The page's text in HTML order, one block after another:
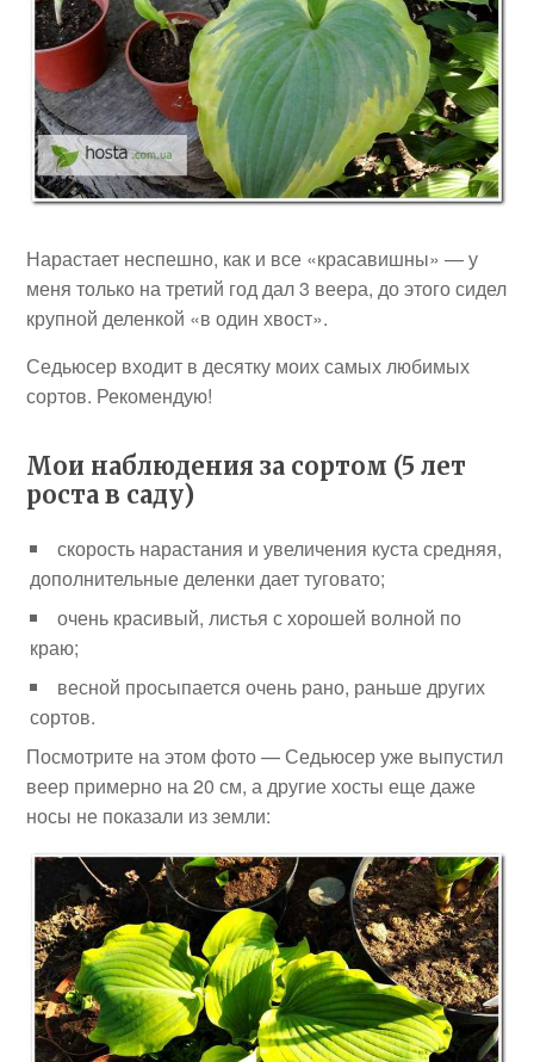
Нарастает неспешно, как и все «красавишны» — у
меня только на третий год дал 3 веера, до этого сидел
крупной деленкой «в один хвост».
Седьюсер входит в десятку моих самых любимых
сортов. Рекомендую!
Мои наблюдения за сортом (5 лет
роста в саду)
скорость нарастания и увеличения куста средняя,
дополнительные деленки дает туговато;
очень красивый, листья с хорошей волной по
краю;
весной просыпается очень рано, раньше других
сортов.
Посмотрите на этом фото — Седьюсер уже выпустил
веер примерно на 20 см, а другие хосты еще даже
носы не показали из земли: